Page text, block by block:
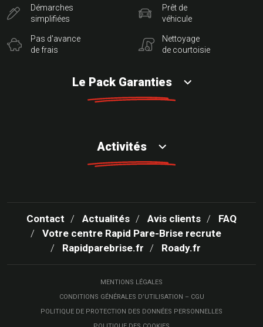
Démarches
simplifiées
Pas d'avance
de frais
Prêt de
véhicule
Nettoyage
de courtoisie
Le Pack Garanties
Activités
Contact Actualités Avis clients
FAQ
Votre centre Rapid Pare-Brise recrute
Rapidparebrise.fr
Roady.fr
MENTIONS LÉGALES
CONDITIONS GÉNÉRALES D’UTILISATION – CGU
POLITIQUE DE PROTECTION DES DONNÉES PERSONNELLES